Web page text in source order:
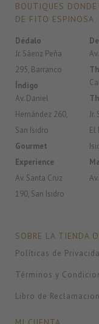
BOUTIQUES DONDE
DE FITO ESPINOSA
Dédalo
Jr. Sáenz Peña
295, Barranco
Índigo
Av. Daniel
Hernández 260,
San Isidro
Gourmet
Experience
Av. Santa Cruz
190, San Isidro
El
SOBRE LA TIENDA
Políticas de
Términos y
Libro de